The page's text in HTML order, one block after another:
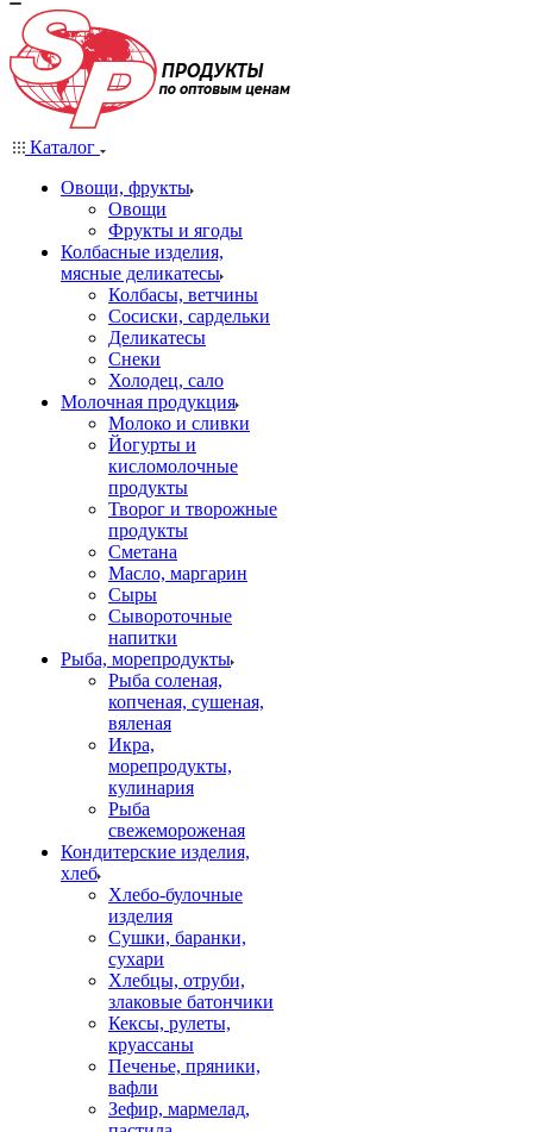
Каталог
Овощи, фрукты
Овощи
Фрукты и ягоды
Колбасные изделия,
мясные деликатесы
Колбасы, ветчины
Сосиски, сардельки
Деликатесы
Снеки
Холодец, сало
Молочная продукция
Молоко и сливки
Йогурты и
кисломолочные
продукты
Творог и творожные
продукты
Сметана
Масло, маргарин
Сыры
Сывороточные
напитки
Рыба, морепродукты
Рыба соленая,
копченая, сушеная,
вяленая
Икра,
морепродукты,
кулинария
Рыба
свежемороженая
Кондитерские изделия,
хлеб
Хлебо-булочные
изделия
Сушки, баранки,
сухари
Хлебцы, отруби,
злаковые батончики
Кексы, рулеты,
круассаны
Печенье, пряники,
вафли
Зефир, мармелад,